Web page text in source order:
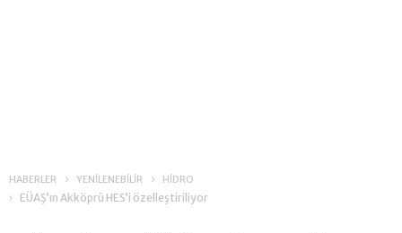
HABERLER YENİLENEBİLİR HİDRO
EÜAŞ’ın Akköprü HES’i özelleştiriliyor